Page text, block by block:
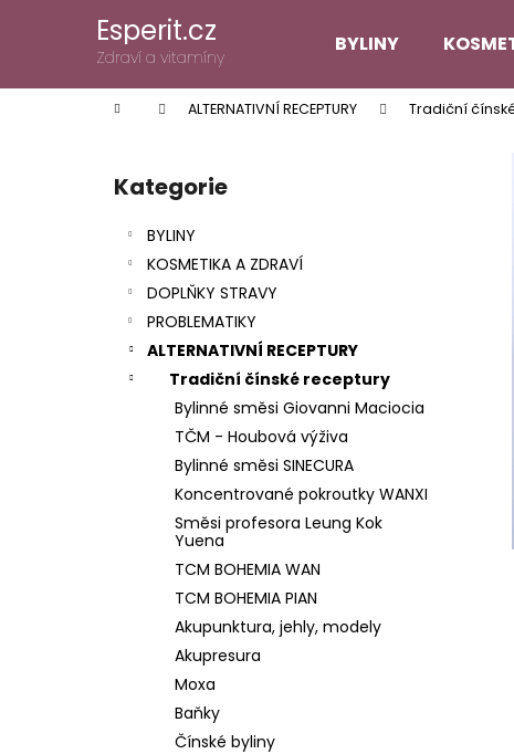
Esperit.cz
Zdraví a vitamíny
BYLINY
Domů ALTERNATIVNÍ RECEPTURY Tradiční
Přeskočit
kategorie
Kategorie
BYLINY
KOSMETIKA A ZDRAVÍ
DOPLŇKY STRAVY
PROBLEMATIKY
ALTERNATIVNÍ RECEPTURY
Tradiční čínské receptury
Bylinné směsi Giovanni Maciocia
TČM - Houbová výživa
Bylinné směsi SINECURA
Koncentrované pokroutky WANXI
Směsi profesora Leung Kok
Yuena
TCM BOHEMIA WAN
TCM BOHEMIA PIAN
Akupunktura, jehly, modely
Akupresura
Moxa
Baňky
Čínské byliny
í
Zpět
do
Zpět
do